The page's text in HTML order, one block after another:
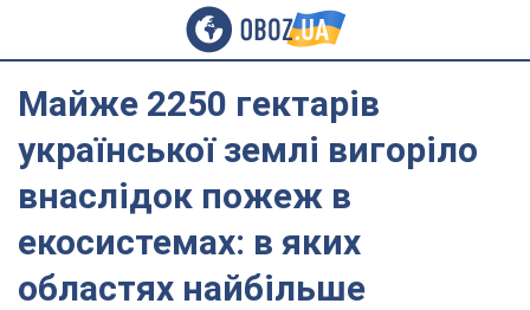
Майже 2250 гектарів
української землі вигоріло
внаслідок пожеж в
екосистемах: в яких
областях найбільше